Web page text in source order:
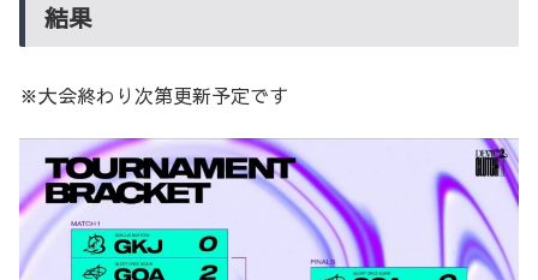
結果
※大会終わり次第更新予定です